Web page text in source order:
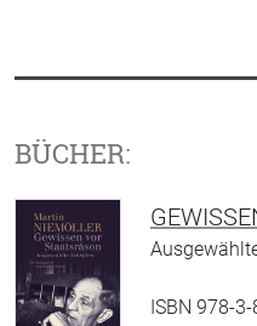
BÜCHER:
ISBN 978-